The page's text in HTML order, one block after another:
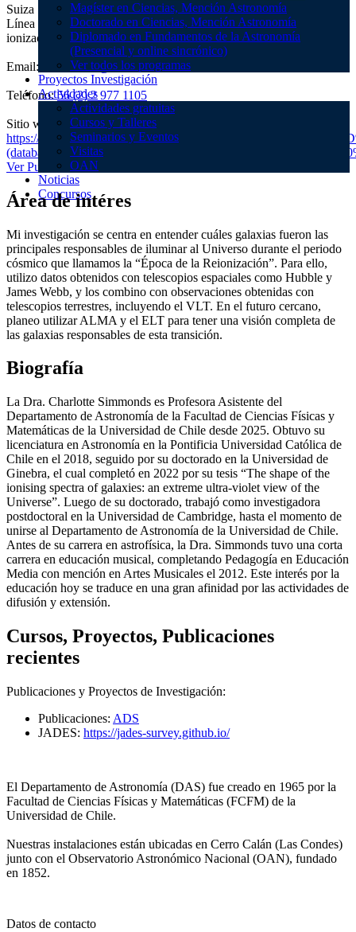
Magíster en Ciencias, Mención Astronomía
Doctorado en Ciencias, Mención Astronomía
Diplomado en Fundamentos de la Astronomía
(Presencial y online sincrónico)
Ver todos los programas
Proyectos Investigación
Actividades
Actividades gratuitas
Cursos y Talleres
Seminarios y Eventos
Visitas
OAN
Noticias
Concursos
Suiza
Línea de investigación: Galaxias emisoras y los procesos de re-
ionización en el Universo temprano
Email: csimmonds@das.uchile.cl
Teléfono:56 (2) 2 977 1105
Sitio web:
https://ui.adsabs.harvard.edu/search/
Ver Publicaciones
Área de intéres
Mi investigación se centra en entender cuáles galaxias fueron las
principales responsables de iluminar al Universo durante el periodo
cósmico que llamamos la “Época de la Reionización”. Para ello,
utilizo datos obtenidos con telescopios espaciales como Hubble y
James Webb, y los combino con observaciones obtenidas con
telescopios terrestres, incluyendo el VLT. En el futuro cercano,
planeo utilizar ALMA y el ELT para tener una visión completa de
las galaxias responsables de esta transición.
Biografía
La Dra. Charlotte Simmonds es Profesora Asistente del
Departamento de Astronomía de la Facultad de Ciencias Físicas y
Matemáticas de la Universidad de Chile desde 2025. Obtuvo su
licenciatura en Astronomía en la Pontificia Universidad Católica de
Chile en el 2018, seguido por su doctorado en la Universidad de
Ginebra, el cual completó en 2022 por su tesis “The shape of the
ionising spectra of galaxies: an extreme ultra-violet view of the
Universe”. Luego de su doctorado, trabajó como investigadora
postdoctoral en la Universidad de Cambridge, hasta el momento de
unirse al Departamento de Astronomía de la Universidad de Chile.
Antes de su carrera en astrofísica, la Dra. Simmonds tuvo una corta
carrera en educación musical, completando Pedagogía en Educación
Media con mención en Artes Musicales el 2012. Este interés por la
educación hoy se traduce en una gran afinidad por las actividades de
difusión y extensión.
Cursos, Proyectos, Publicaciones
recientes
Publicaciones y Proyectos de Investigación:
Publicaciones: ADS
JADES: https://jades-survey.github.io/
El Departamento de Astronomía (DAS) fue creado en 1965 por la
Facultad de Ciencias Físicas y Matemáticas (FCFM) de la
Universidad de Chile.
Nuestras instalaciones están ubicadas en Cerro Calán (Las Condes)
junto con el Observatorio Astronómico Nacional (OAN), fundado
en 1852.
Datos de contacto